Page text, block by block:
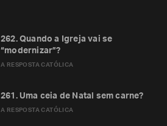
A RESPOSTA CATÓLICA
262. Quando a Igreja vai se
“modernizar”?
A RESPOSTA CATÓLICA
261. Uma ceia de Natal sem carne?